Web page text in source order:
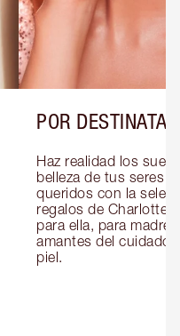
POR
Haz realidad los
belleza de tus seres
queridos con la
regalos de Charlotte
para ella, para
amantes del cuidado
piel.